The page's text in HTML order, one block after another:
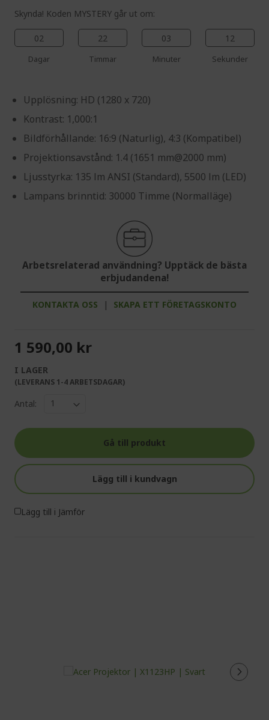
Skynda! Koden MYSTERY går ut om:
02
Dagar
22
Timmar
03
Minuter
11
Sekunder
Upplösning: HD (1280 x 720)
Kontrast: 1,000:1
Bildförhållande: 16:9 (Naturlig), 4:3 (Kompatibel)
Projektionsavstånd: 1.4 (1651 mm@2000 mm)
Ljusstyrka: 135 lm ANSI (Standard), 5500 lm (LED)
Lampans brinntid: 30000 Timme (Normalläge)
Arbetsrelaterad användning? Upptäck de bästa
erbjudandena!
KONTAKTA OSS | SKAPA ETT FÖRETAGSKONTO
1 590,00 kr
I LAGER
(LEVERANS 1-4 ARBETSDAGAR)
Antal:
Gå till produkt
Lägg till i kundvagn
Lägg till i Jämför